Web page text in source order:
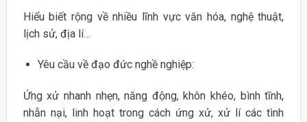
Hiểu biết rộng về nhiều lĩnh vực văn hóa, nghệ thuật,
lịch sử, địa lí…
Yêu cầu về đạo đức nghề nghiệp:
Ứng xử nhanh nhẹn, năng động, khôn khéo, bình tĩnh,
nhẫn nại, linh hoạt trong cách ứng xử, xử lí các tình